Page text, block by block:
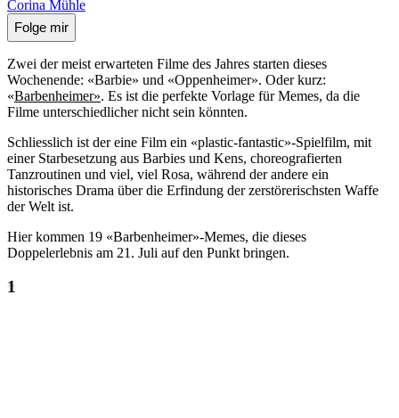
Corina Mühle
Folge mir
Zwei der meist erwarteten Filme des Jahres starten dieses
Wochenende: «Barbie» und «Oppenheimer». Oder kurz:
«Barbenheimer». Es ist die perfekte Vorlage für Memes, da die
Filme unterschiedlicher nicht sein könnten.
Schliesslich ist der eine Film ein «plastic-fantastic»-Spielfilm, mit
einer Starbesetzung aus Barbies und Kens, choreografierten
Tanzroutinen und viel, viel Rosa, während der andere ein
historisches Drama über die Erfindung der zerstörerischsten Waffe
der Welt ist.
Hier kommen 19 «Barbenheimer»-Memes, die dieses
Doppelerlebnis am 21. Juli auf den Punkt bringen.